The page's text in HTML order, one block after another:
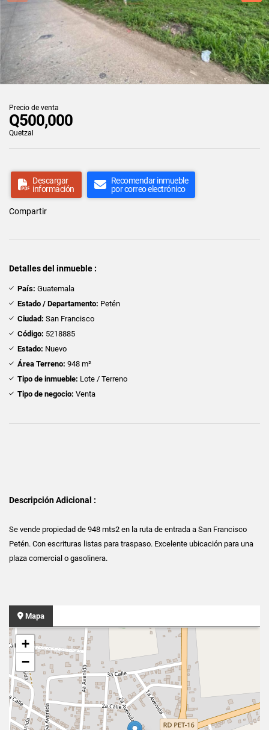
Precio de venta
Q500,000
Quetzal
Descargar
información
Recomendar inmueble
por correo electrónico
Compartir
Detalles del inmueble :
País: Guatemala
Estado / Departamento: Petén
Ciudad: San Francisco
Código: 5218885
Estado: Nuevo
Área Terreno: 948 m²
Tipo de inmueble: Lote / Terreno
Tipo de negocio: Venta
Descripción Adicional :
Se vende propiedad de 948 mts2 en la ruta de entrada a San Francisco
Petén. Con escrituras listas para traspaso. Excelente ubicación para una
plaza comercial o gasolinera.
Mapa
+
−